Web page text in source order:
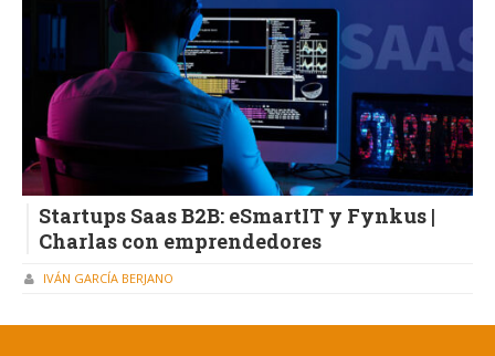
Startups Saas B2B: eSmartIT y Fynkus |
Charlas con emprendedores
IVÁN GARCÍA BERJANO